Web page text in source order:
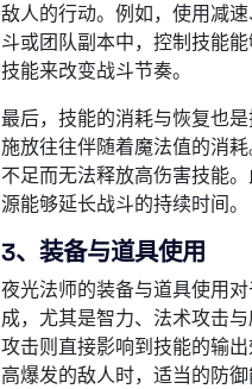
敌人的行动。例如，使用减
斗或团队副本中，控制技能
技能来改变战斗节奏。
最后，技能的消耗与恢复也
施放往往伴随着魔法值的消
不足而无法释放高伤害技能
源能够延长战斗的持续时间。
3、装备与道具使用
夜光法师的装备与道具使用
成，尤其是智力、法术攻击
攻击则直接影响到技能的输
高爆发的敌人时，适当的防御